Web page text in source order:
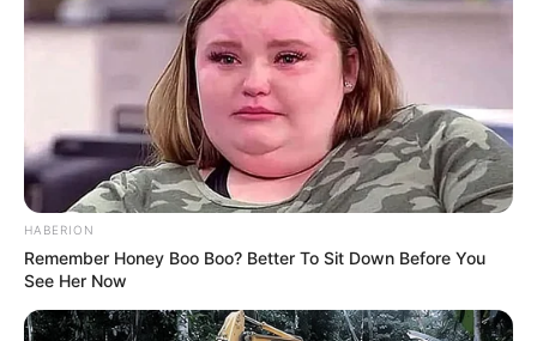
Suchen:
Auf einigen Seiten dieses Projektes sind Affiliate-
Angebote integriert. Wenn etwas darüber gebucht oder
gekauft wird, ist das eine Unterstützung, ohne dass sich
dadurch der Preis ändert.
HABERION
Remember Honey Boo Boo? Better To Sit Down Before You
See Her Now